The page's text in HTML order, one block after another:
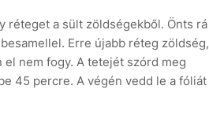
réteget a sült zöldségekből. Önts rá
Erre újabb réteg zöldség,
nem fogy. A tetejét szórd meg
45 percre. A végén vedd le a fóliát